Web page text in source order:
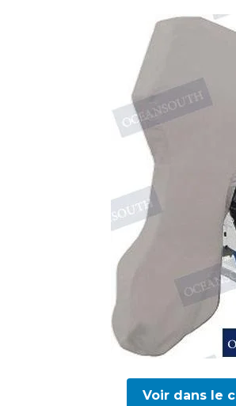
Voir dans le